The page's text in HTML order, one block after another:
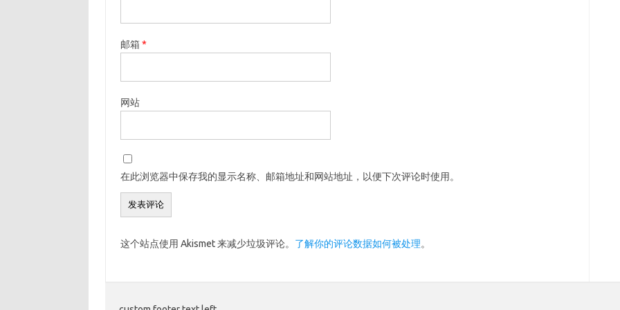
邮箱*
网站
在此浏览器中保存我的显示名称、邮箱地址和网站地址，以便下次评论时使用。
这个站点使用 Akismet 来减少垃圾评论。 了解你的评论数据如何被处理。